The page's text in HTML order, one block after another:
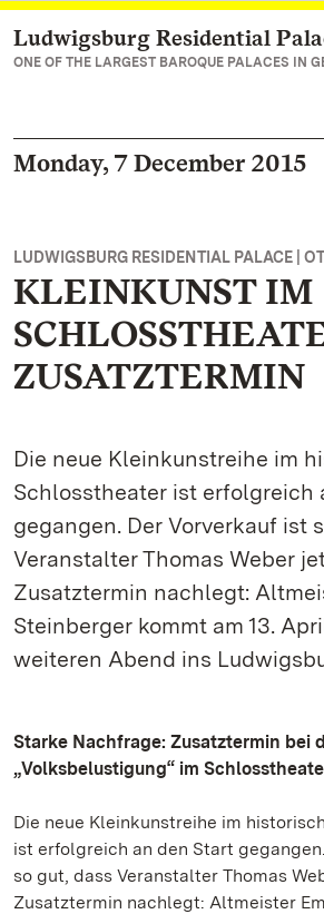
Navigate to main page
Ludwigsburg Residential
ONE OF THE LARGEST BAROQUE PALACES IN
Monday, 7 December 2015
LUDWIGSBURG RESIDENTIAL PALACE |
KLEINKUNST IM
ZUSATZTERMIN
Die neue Kleinkunstreihe im
Schlosstheater ist erfolgreich
gegangen. Der Vorverkauf ist
Veranstalter Thomas Weber
Zusatztermin nachlegt:
Steinberger kommt am 13.
weiteren Abend ins
Starke Nachfrage: Zusatztermin bei
„Volksbelustigung“ im
Die neue Kleinkunstreihe im
ist erfolgreich an den Start
so gut, dass Veranstalter Thomas
Zusatztermin nachlegt: Altmeister